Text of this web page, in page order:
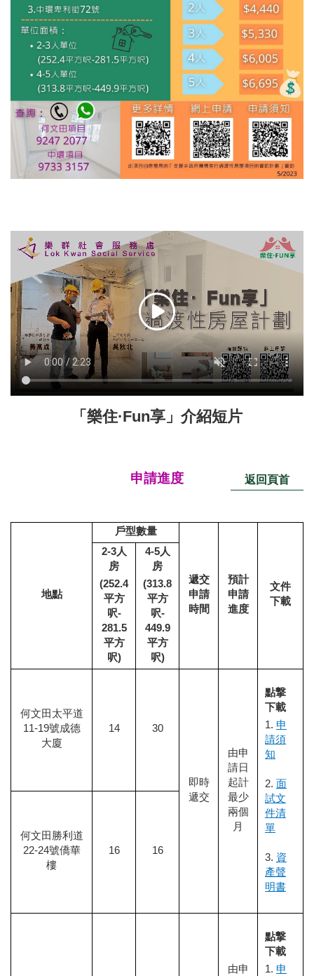
「​樂住·Fun享」介紹短片
申請進度 返回頁首
地點
戶型數量
遞交
申請
時間
預計
申請
進度
文件
下載
2-3人
房
(252.4
平方
呎-
281.5
平方
呎)
4-5人
房
(313.8
平方
呎-
449.9
平方
呎)
何文田太平道
11-19號成德
大廈
14 30
即時
遞交
由申
請日
起計
最少
兩個
月
點撃
下載
1. 申
請須
知
2. 面
試文
件清
單
3. 資
產聲
明書
何文田勝利道
22-24號僑華
樓
16 16
由申
點撃
下載
1. 申